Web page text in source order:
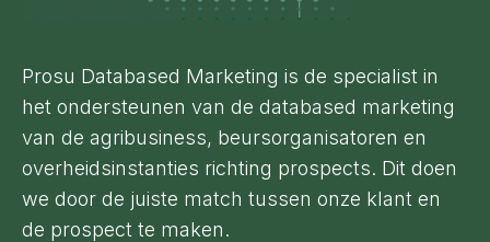
Prosu Databased Marketing is de specialist in
het ondersteunen van de databased marketing
van de agribusiness, beursorganisatoren en
overheidsinstanties richting prospects. Dit doen
we door de juiste match tussen onze klant en
de prospect te maken.